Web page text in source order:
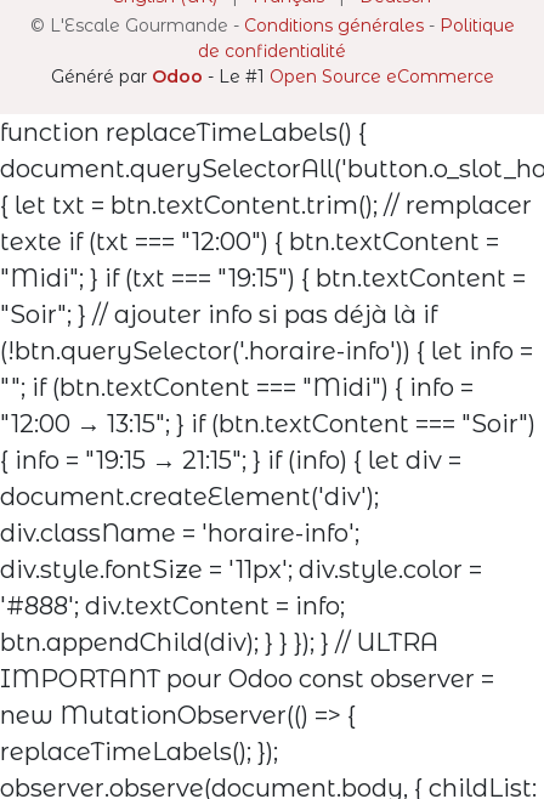
© L'Escale Gourmande - Conditions générales- Politique
de confidentialité
Généré par Odoo - Le #1 Open Source eCommerce
function replaceTimeLabels() {
{ let txt = btn.textContent.trim(); // remplacer
texte if (txt === "12:00") { btn.textContent =
"Midi"; } if (txt === "19:15") { btn.textContent =
"Soir"; } // ajouter info si pas déjà là if
(!btn.querySelector('.horaire-info')) { let info =
""; if (btn.textContent === "Midi") { info =
"12:00 → 13:15"; } if (btn.textContent === "Soir")
{ info = "19:15 → 21:15"; } if (info) { let div =
document.createElement('div');
div.className = 'horaire-info';
div.style.fontSize = '11px'; div.style.color =
'#888'; div.textContent = info;
btn.appendChild(div); } } }); } // ULTRA
IMPORTANT pour Odoo const observer =
new MutationObserver(() => {
replaceTimeLabels(); });
observer.observe(document.body, { childList: